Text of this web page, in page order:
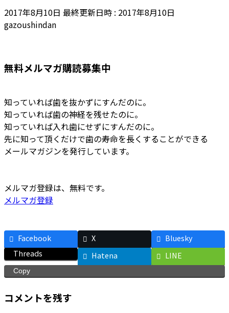
2017年8月10日 最終更新日時 : 2017年8月10日
gazoushindan
無料メルマガ購読募集中
知っていれば歯を抜かずにすんだのに。
知っていれば歯の神経を残せたのに。
知っていれば入れ歯にせずにすんだのに。
先に知って頂くだけで歯の寿命を長くすることができる
メールマガジンを発行しています。
メルマガ登録は、無料です。
メルマガ登録
Facebook X
Bluesky
Threads
Hatena LINE
Copy
コメントを残す